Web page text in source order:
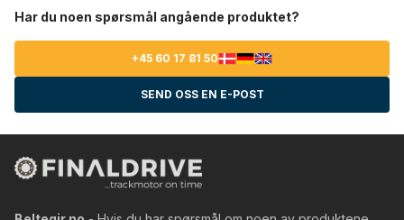
Har du noen spørsmål angående produktet?
+45 60 17 81 50
SEND OSS EN E-POST